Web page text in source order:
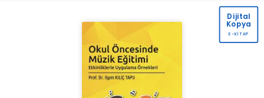
Dijital
Kopya
E-KİTAP